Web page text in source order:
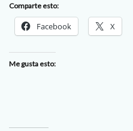
Comparte esto:
Facebook X
Me gusta esto: